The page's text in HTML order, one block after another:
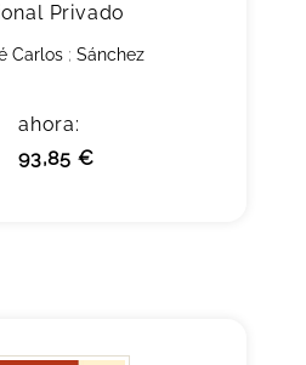
Privado
Carlos ; Sánchez
ahora:
93,85 €